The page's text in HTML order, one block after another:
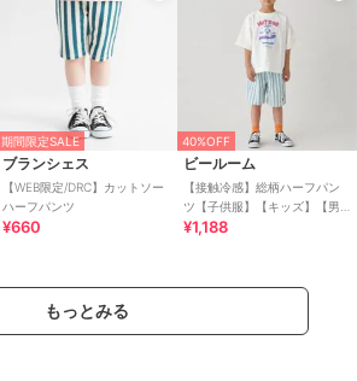
期間限定SALE
ブランシェス
【WEB限定/DRC】カットソー
ハーフパンツ
¥660
40%OFF
ビールーム
【接触冷感】総柄ハーフパン
ツ【子供服】【キッズ】【男
の子】【女の子】
¥1,188
もっとみる